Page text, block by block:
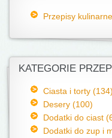
Przepisy
KATEGORIE
Ciasta i torty (134)
Desery (100)
Dodatki do ciast
Dodatki do zup i